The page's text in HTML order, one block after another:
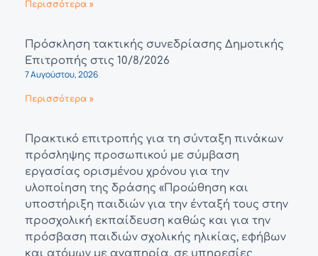
Περισσότερα »
Πρόσκληση τακτικής συνεδρίασης Δημοτικής
Επιτροπής στις 10/8/2026
7 Αυγούστου, 2026
Περισσότερα »
Πρακτικό επιτροπής για τη σύνταξη πινάκων
πρόσληψης προσωπικού με σύμβαση
εργασίας ορισμένου χρόνου για την
υλοποίηση της δράσης «Προώθηση και
υποστήριξη παιδιών για την ένταξή τους στην
προσχολική εκπαίδευση καθώς και για την
πρόσβαση παιδιών σχολικής ηλικίας, εφήβων
και ατόμων με αναπηρία, σε υπηρεσίες